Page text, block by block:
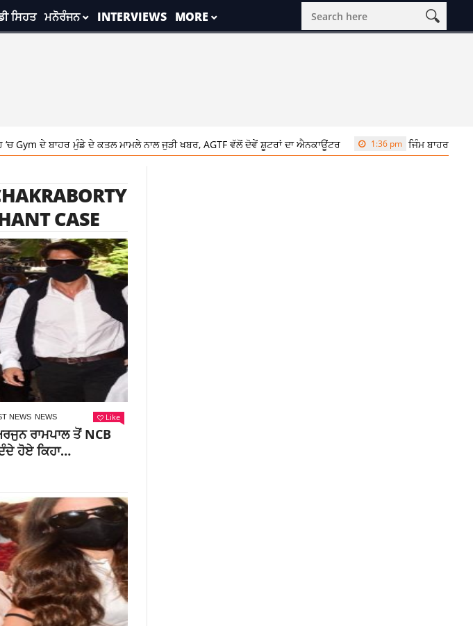
ਸਿਹਤ ਮਨੋਰੰਜਨ INTERVIEWS MORE
Gym ਦੇ ਬਾਹਰ ਮੁੰਡੇ ਦੇ ਕਤਲ ਮਾਮਲੇ ਨਾਲ ਜੁੜੀ ਖਬਰ, AGTF ਵੱਲੋਂ ਦੋਵੇਂ ਸ਼ੂਟਰਾਂ ਦਾ ਐਨਕਾਊਂਟਰ 1:36 pm ਜਿੰਮ ਬਾਹਰ ਮਾਰੇ
CASE
NEWS NEWS Like
ਰਾਮਪਾਲ ਤੋਂ NCB
ਹੋਏ ਕਿਹਾ…